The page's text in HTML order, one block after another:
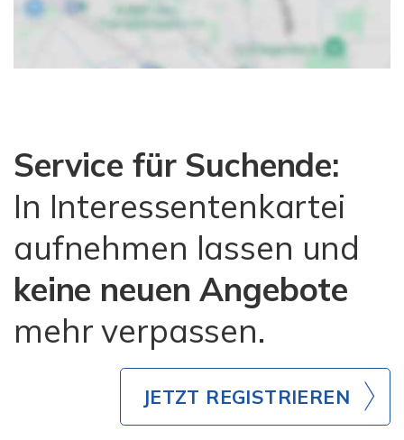
Service für Suchende:
In Interessentenkartei
aufnehmen lassen und
keine neuen Angebote
mehr verpassen.
JETZT REGISTRIEREN